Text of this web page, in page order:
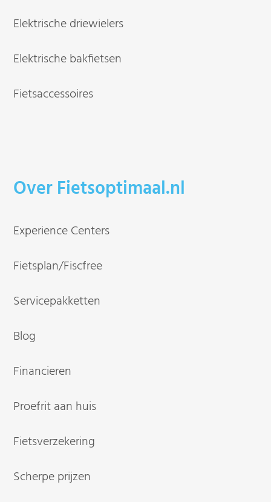
Elektrische driewielers
Elektrische bakfietsen
Fietsaccessoires
Over Fietsoptimaal.nl
Experience Centers
Fietsplan/Fiscfree
Servicepakketten
Blog
Financieren
Proefrit aan huis
Fietsverzekering
Scherpe prijzen